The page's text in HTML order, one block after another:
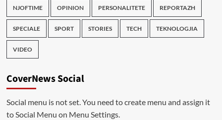
NJOFTIME OPINION PERSONALITETE REPORTAZH
SPECIALE SPORT STORIES TECH TEKNOLOGJIA
VIDEO
CoverNews Social
Social menu is not set. You need to create menu and assign it
to Social Menu on Menu Settings.